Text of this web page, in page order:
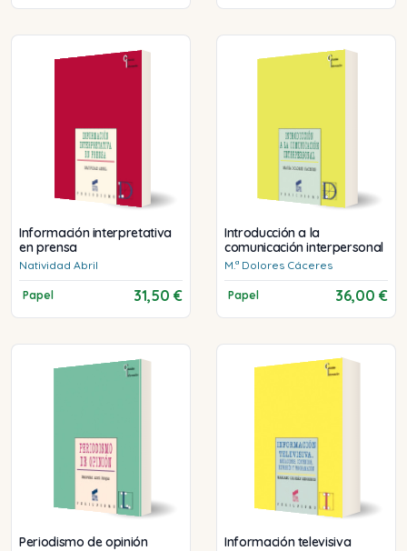
Información interpretativa
en prensa
Natividad Abril
Papel 31,50 €
Introducción a la
comunicación interpersonal
M.ª Dolores Cáceres
Papel 36,00 €
Periodismo de opinión Información televisiva